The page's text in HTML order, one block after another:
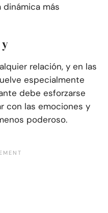
más
relación, y en las
especialmente
debe esforzarse
con las emociones y
poderoso.